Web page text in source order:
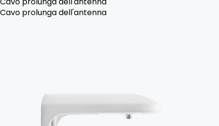
Cavo prolunga dell'antenna